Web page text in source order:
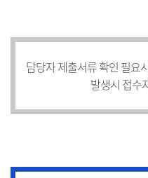
담당자 제출서류 확인 필요
발생시 접수